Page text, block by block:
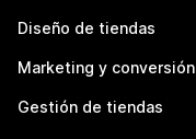
Diseño de tiendas
Marketing y conversión
Gestión de tiendas